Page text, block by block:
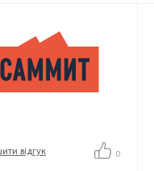
вiдгук 0